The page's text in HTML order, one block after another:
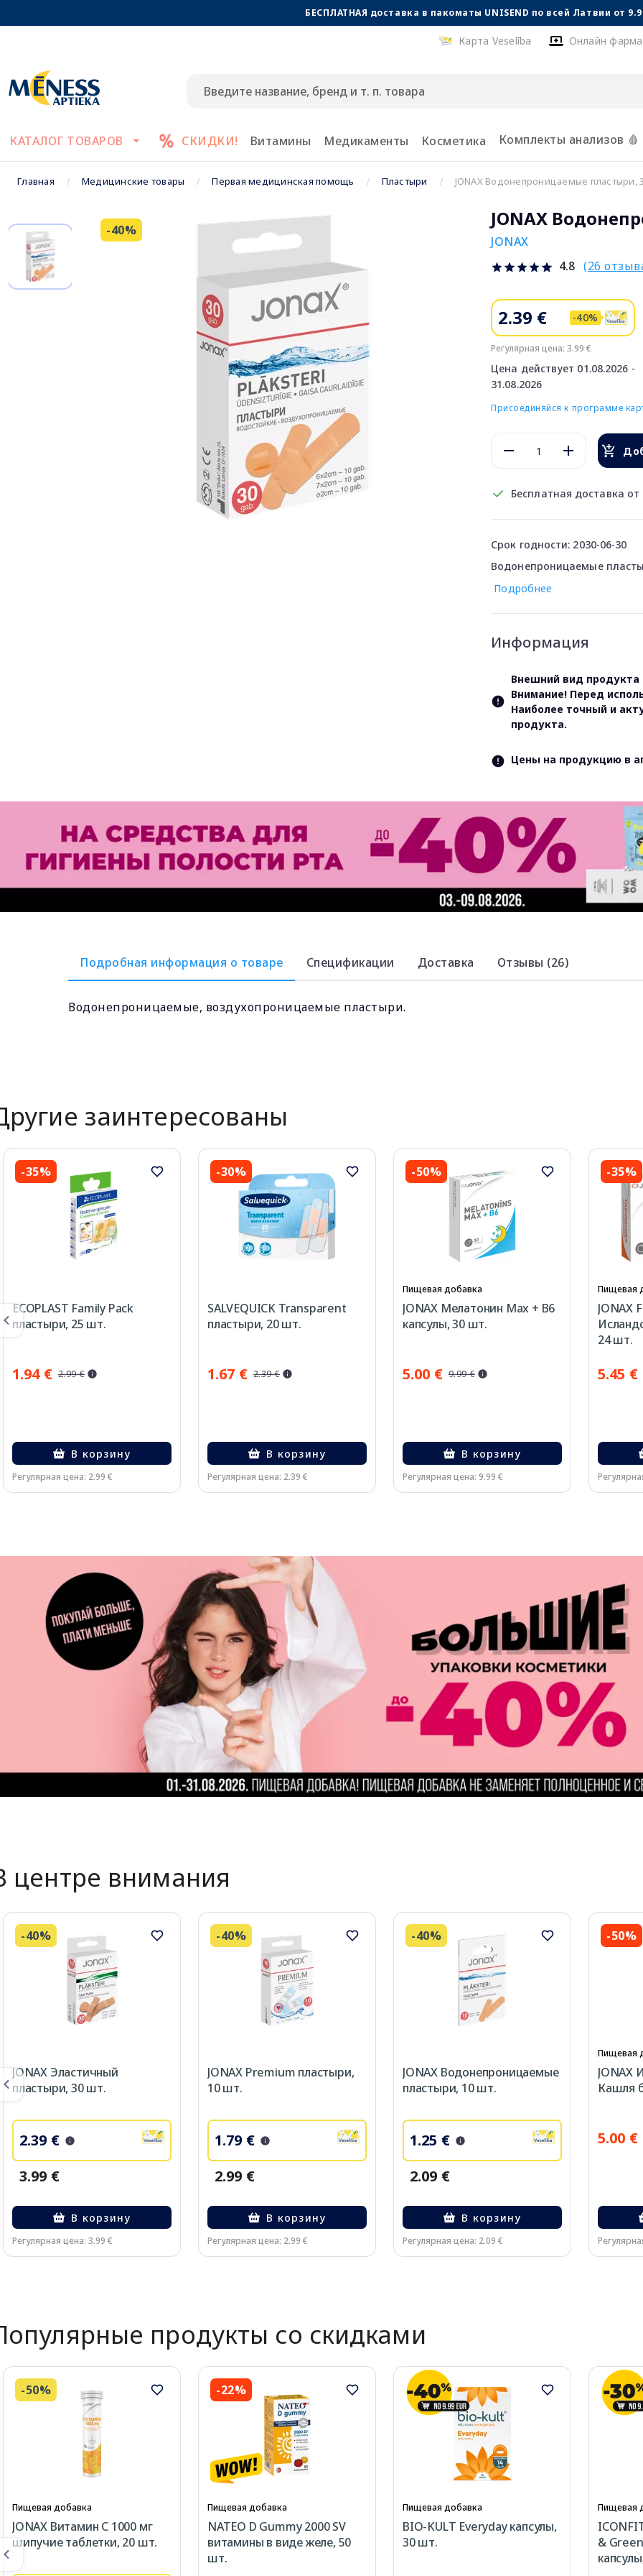
БЕСПЛАТНАЯ доставка в пакоматы UNISEND по всей Латвии от
Карта Veselība Онлайн
КАТАЛОГ ТОВАРОВ СКИДКИ! Витамины Медикаменты Косметика Комплекты анализов 🩸
Главная Медицинские товары Первая медицинская помощь Пластыри JONAX Водонепроницаемые пластыри,
-40% JONAX
JONAX
4.8 (26
2.39 € -40%
Регулярная цена: 3.99 €
Цена действует 01.08.2026 -
31.08.2026
Присоединяйся к программе
Бесплатная доставка от
Срок годности: 2030-06-30
Водонепроницаемые
Подробнее
Информация
Внешний вид продукта
Внимание! Перед
Наиболее точный и
продукта.
Цены на продукцию в
Подробная информация о товаре Спецификации Доставка Отзывы (26)
Водонепроницаемые, воздухопроницаемые пластыри.
заинтересованы
-35%
ECOPLAST Family Pack
пластыри, 25 шт.
1.94 € 2.99 €
В корзину
Регулярная цена: 2.99 €
-30%
SALVEQUICK Transparent
пластыри, 20 шт.
1.67 € 2.39 €
В корзину
Регулярная цена: 2.39 €
-50%
Пищевая добавка
JONAX Мелатонин Max + B6
капсулы, 30 шт.
5.00 € 9.99 €
В корзину
Регулярная цена: 9.99 €
-35%
Пищевая
JONAX
24 шт.
5.45 €
центре внимания
-40%
JONAX Эластичный
пластыри, 30 шт.
2.39 €
3.99 €
В корзину
Регулярная цена: 3.99 €
-40%
JONAX Premium пластыри,
10 шт.
1.79 €
2.99 €
В корзину
Регулярная цена: 2.99 €
-40%
JONAX Водонепроницаемые
пластыри, 10 шт.
1.25 €
2.09 €
В корзину
Регулярная цена: 2.09 €
-50%
Пищевая
JONAX
Кашля
5.00 €
продукты со скидками
-50%
Пищевая добавка
JONAX Витамин С 1000 мг
шипучие таблетки, 20 шт.
-22%
Пищевая добавка
NATEO D Gummy 2000 SV
витамины в виде желе, 50
шт.
Пищевая добавка
BIO-KULT Everyday капсулы,
30 шт.
Пищевая
&